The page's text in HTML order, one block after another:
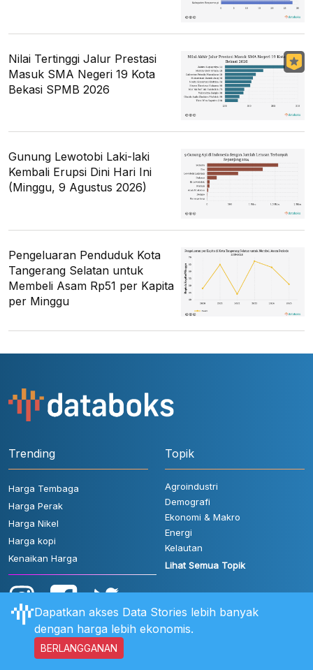
Nilai Tertinggi Jalur Prestasi
Masuk SMA Negeri 19 Kota
Bekasi SPMB 2026
Gunung Lewotobi Laki-laki
Kembali Erupsi Dini Hari Ini
(Minggu, 9 Agustus 2026)
Pengeluaran Penduduk Kota
Tangerang Selatan untuk
Membeli Asam Rp51 per Kapita
per Minggu
Trending
Harga Tembaga
Harga Perak
Harga Nikel
Harga kopi
Kenaikan Harga
Topik
Agroindustri
Demografi
Ekonomi & Makro
Energi
Kelautan
Lihat Semua Topik
Aturan Pengguna Hubungi Kami
Dapatkan akses Data Stories lebih banyak
dengan harga lebih ekonomis.
BERLANGGANAN